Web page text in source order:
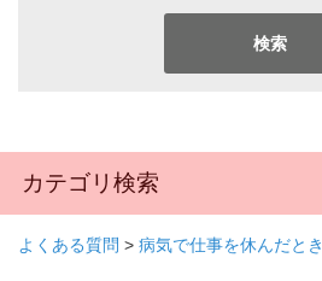
検索
カテゴリ検索
よくある質問 > 病気で仕事を休んだとき